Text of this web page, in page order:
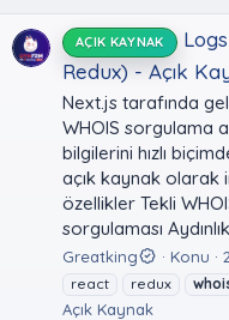
AÇIK KAYNAK
Redux) - Açık
Next.js tarafında
WHOIS sorgulama
bilgilerini hızlı
açık kaynak olarak
özellikler Tekli
sorgulaması
Greatking Konu
react
redux
Açık Kaynak